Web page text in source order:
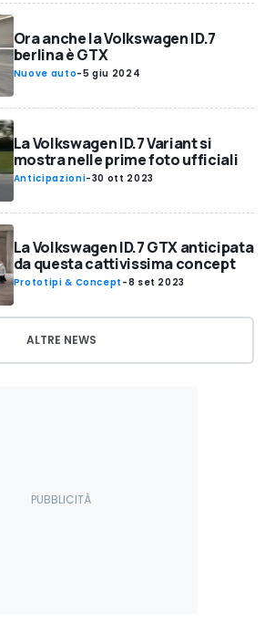
Ora anche la Volkswagen ID.7
berlina è GTX
Nuove auto-5 giu 2024
La Volkswagen ID.7 Variant si
mostra nelle prime foto ufficiali
Anticipazioni-30 ott 2023
La Volkswagen ID.7 GTX anticipata
da questa cattivissima concept
Prototipi & Concept -8 set 2023
ALTRE NEWS